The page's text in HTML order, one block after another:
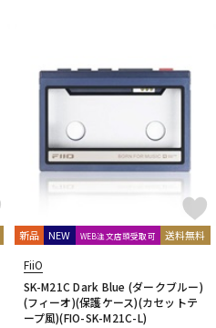
新品 NEW WEB注文店頭受取可 送料無料
FiiO
SK-M21C Dark Blue (ダークブルー)
(フィーオ)(保護ケース)(カセットテ
ープ風)(FIO-SK-M21C-L)